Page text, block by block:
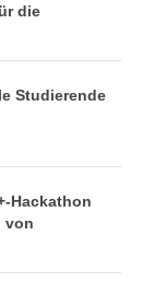
die
Studierende
Hackathon
von